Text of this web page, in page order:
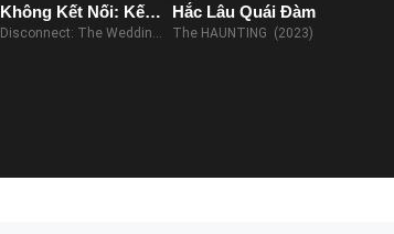
Không Kết Nối: Kế
Hoạch Lễ Cưới
Disconnect: The Wedding
Hắc Lâu Quái Đàm
The HAUNTING (2023)